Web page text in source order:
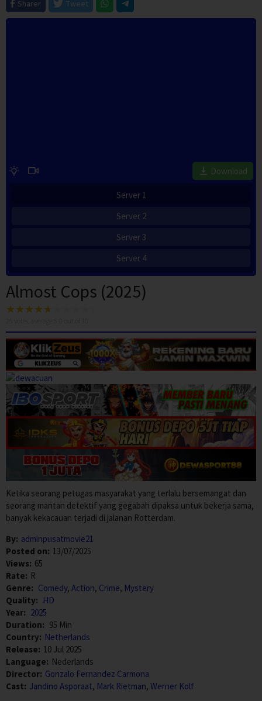
Sharer
Tweet
Download
Server 1
Server 2
Server 3
Server 4
Almost Cops (2025)
Ketika seorang petugas masyarakat yang terlalu bersemangat dan
seorang mantan detektif yang gegabah dipaksa untuk bekerja sama,
banyak kekacauan terjadi di jalanan Rotterdam.
By: adminpusatmovie21
Posted on: 13/07/2025
Views: 65
Rate: R
Genre: Comedy, Action, Crime, Mystery
Quality: HD
Year: 2025
Duration: 95 Min
Country: Netherlands
Release: 10 Jul 2025
Language: Nederlands
Director: Gonzalo Fernandez Carmona
Cast: Jandino Asporaat, Mark Rietman, Werner Kolf